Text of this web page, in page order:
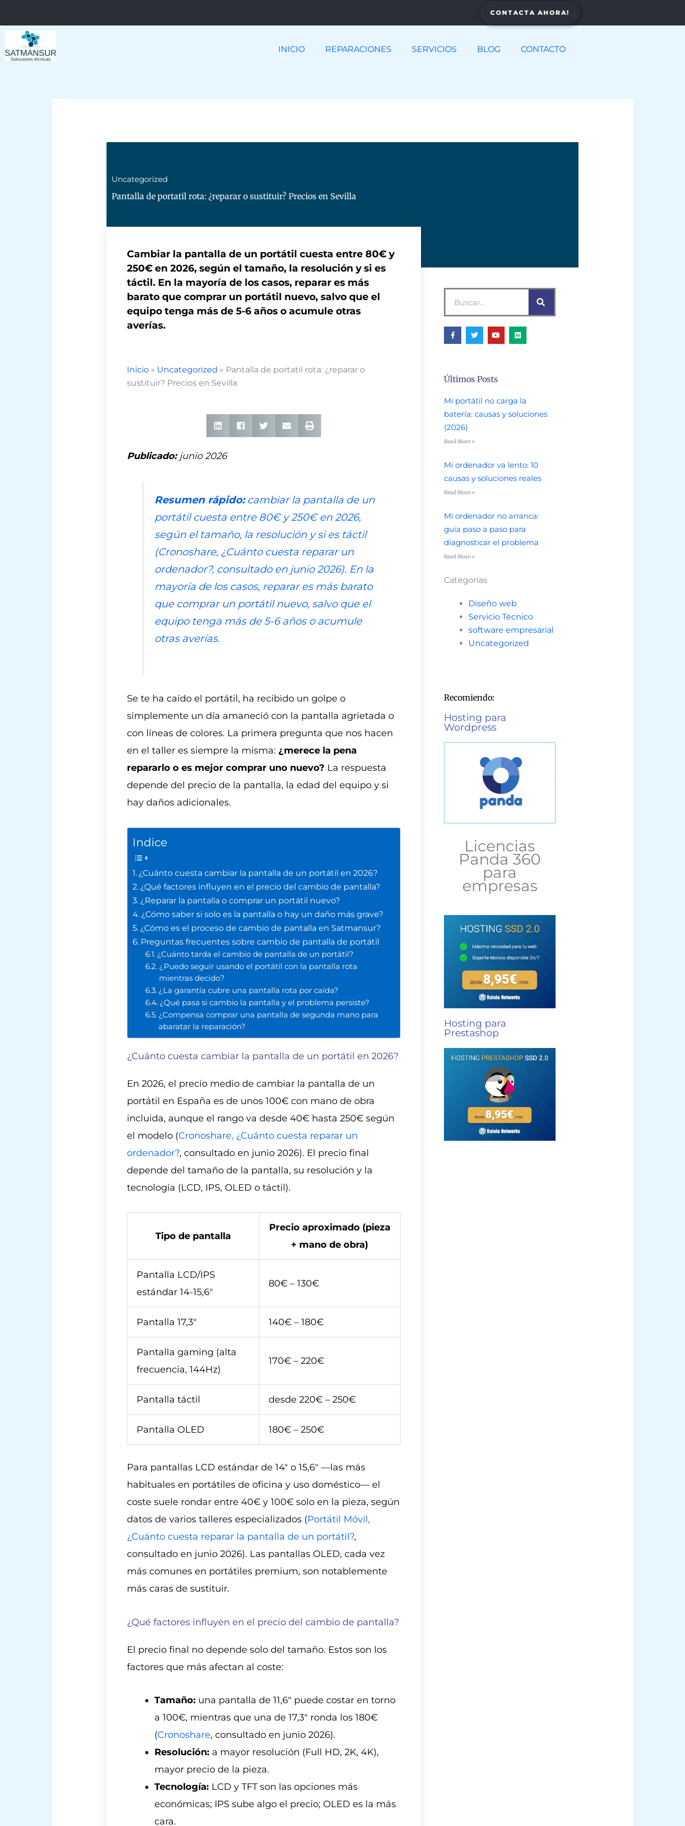
contenido
CONTACTA AHORA!
INICIO REPARACIONES SERVICIOS BLOG CONTACTO
Uncategorized
Pantalla de portatil rota: ¿reparar o sustituir? Precios en Sevilla
Cambiar la pantalla de un portátil cuesta entre 80€ y
250€ en 2026, según el tamaño, la resolución y si es
táctil. En la mayoría de los casos, reparar es más
barato que comprar un portátil nuevo, salvo que el
equipo tenga más de 5-6 años o acumule otras
averías.
Inicio» Uncategorized » Pantalla de portatil rota: ¿reparar o
sustituir? Precios en Sevilla
Publicado:junio 2026
Resumen rápido:cambiar la pantalla de un
portátil cuesta entre 80€ y 250€ en 2026,
según el tamaño, la resolución y si es táctil
(Cronoshare, ¿Cuánto cuesta reparar un
ordenador?, consultado en junio 2026). En la
mayoría de los casos, reparar es más barato
que comprar un portátil nuevo, salvo que el
equipo tenga más de 5-6 años o acumule
otras averías.
Se te ha caído el portátil, ha recibido un golpe o
simplemente un día amaneció con la pantalla agrietada o
con líneas de colores. La primera pregunta que nos hacen
en el taller es siempre la misma: ¿merece la pena
repararlo o es mejor comprar uno nuevo? La respuesta
depende del precio de la pantalla, la edad del equipo y si
hay daños adicionales.
Indice
¿Cuánto cuesta cambiar la pantalla de un portátil en 2026?
¿Qué factores influyen en el precio del cambio de pantalla?
¿Reparar la pantalla o comprar un portátil nuevo?
¿Cómo saber si solo es la pantalla o hay un daño más grave?
¿Cómo es el proceso de cambio de pantalla en Satmansur?
Preguntas frecuentes sobre cambio de pantalla de portátil
¿Cuánto tarda el cambio de pantalla de un portátil?
¿Puedo seguir usando el portátil con la pantalla rota
mientras decido?
¿La garantía cubre una pantalla rota por caída?
¿Qué pasa si cambio la pantalla y el problema persiste?
¿Compensa comprar una pantalla de segunda mano para
abaratar la reparación?
¿Cuánto cuesta cambiar la pantalla de un portátil en 2026?
En 2026, el precio medio de cambiar la pantalla de un
portátil en España es de unos 100€ con mano de obra
incluida, aunque el rango va desde 40€ hasta 250€ según
el modelo (Cronoshare, ¿Cuánto cuesta reparar un
ordenador?, consultado en junio 2026). El precio final
depende del tamaño de la pantalla, su resolución y la
tecnología (LCD, IPS, OLED o táctil).
Tipo de pantalla
Precio aproximado (pieza
+ mano de obra)
Pantalla LCD/IPS
estándar 14-15,6″
80€ – 130€
Pantalla 17,3″ 140€ – 180€
Pantalla gaming (alta
frecuencia, 144Hz)
170€ – 220€
Pantalla táctil desde 220€ – 250€
Pantalla OLED 180€ – 250€
Para pantallas LCD estándar de 14″ o 15,6″ —las más
habituales en portátiles de oficina y uso doméstico— el
coste suele rondar entre 40€ y 100€ solo en la pieza, según
datos de varios talleres especializados (Portátil Móvil,
¿Cuánto cuesta reparar la pantalla de un portátil?,
consultado en junio 2026). Las pantallas OLED, cada vez
más comunes en portátiles premium, son notablemente
más caras de sustituir.
¿Qué factores influyen en el precio del cambio de pantalla?
El precio final no depende solo del tamaño. Estos son los
factores que más afectan al coste:
Tamaño: una pantalla de 11,6″ puede costar en torno
a 100€, mientras que una de 17,3″ ronda los 180€
(Cronoshare, consultado en junio 2026).
Resolución: a mayor resolución (Full HD, 2K, 4K),
mayor precio de la pieza.
Tecnología: LCD y TFT son las opciones más
económicas; IPS sube algo el precio; OLED es la más
cara.
F
a
c
k
w
i
o
u
e
d
Últimos Posts
Mi portátil no carga la
batería: causas y soluciones
(2026)
Read More »
Mi ordenador va lento: 10
causas y soluciones reales
Read More »
Mi ordenador no arranca:
guia paso a paso para
diagnosticar el problema
Read More »
Categorías
Diseño web
Servicio Técnico
software empresarial
Uncategorized
Recomiendo:
Hosting para
Wordpress
Licencias
Panda 360
para
empresas
Hosting para
Prestashop